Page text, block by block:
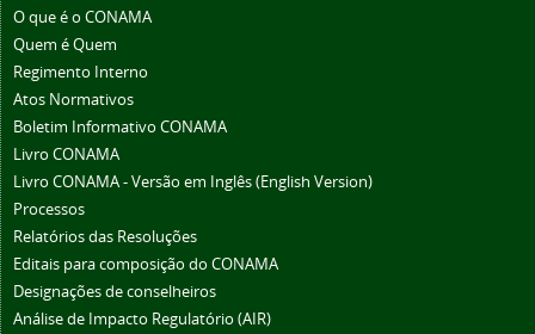
O que é o CONAMA
Quem é Quem
Regimento Interno
Atos Normativos
Boletim Informativo CONAMA
Livro CONAMA
Livro CONAMA - Versão em Inglês (English Version)
Processos
Relatórios das Resoluções
Editais para composição do CONAMA
Designações de conselheiros
Análise de Impacto Regulatório (AIR)